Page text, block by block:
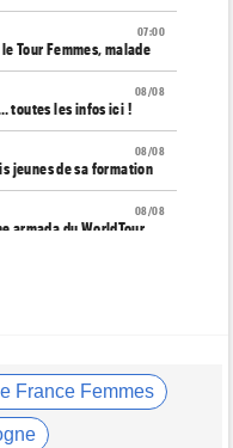
07:00
Tour Femmes, malade
08/08
toutes les infos ici !
08/08
jeunes de sa formation
08/08
armada du WorldTour
08/08
dans la descente du
France Femmes